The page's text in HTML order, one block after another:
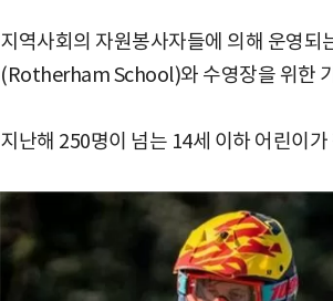
지역사회의 자원봉사자들에 의해 운영
(Rotherham School)와 수영장을 위한
지난해 250명이 넘는 14세 이하 어린이